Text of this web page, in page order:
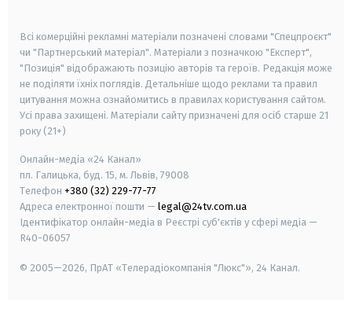
Всі комерційні рекламні матеріали позначені словами "Спецпроєкт"
чи "Партнерський матеріал". Матеріали з позначкою "Експерт",
"Позиція" відображають позицію авторів та героїв. Редакція може
не поділяти їхніх поглядів. Детальніше щодо реклами та правил
цитування можна ознайомитись в правилах користування сайтом.
Усі права захищені. Матеріали сайту призначені для осіб старше 21
року (21+)
Онлайн-медіа «24 Канал»
пл. Галицька, буд. 15, м. Львів, 79008
Телефон +380 (32) 229-77-77
Адреса електронної пошти — legal@24tv.com.ua
Ідентифікатор онлайн-медіа в Реєстрі суб'єктів у сфері медіа —
R40-06057
© 2005—2026, ПрАТ «Телерадіокомпанія "Люкс"», 24 Канал.